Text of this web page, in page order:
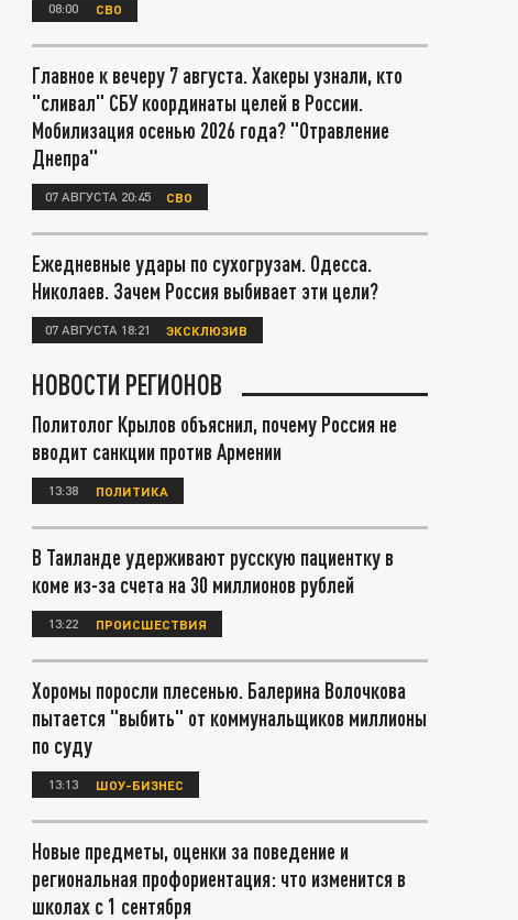
08:00 СВО
Главное к вечеру 7 августа. Хакеры узнали, кто
"сливал" СБУ координаты целей в России.
Мобилизация осенью 2026 года? "Отравление
Днепра"
07 АВГУСТА 20:45 СВО
Ежедневные удары по сухогрузам. Одесса.
Николаев. Зачем Россия выбивает эти цели?
07 АВГУСТА 18:21 ЭКСКЛЮЗИВ
НОВОСТИ РЕГИОНОВ
Политолог Крылов объяснил, почему Россия не
вводит санкции против Армении
13:38 ПОЛИТИКА
В Таиланде удерживают русскую пациентку в
коме из-за счета на 30 миллионов рублей
13:22 ПРОИСШЕСТВИЯ
Хоромы поросли плесенью. Балерина Волочкова
пытается "выбить" от коммунальщиков миллионы
по суду
13:13 ШОУ-БИЗНЕС
Новые предметы, оценки за поведение и
региональная профориентация: что изменится в
школах с 1 сентября